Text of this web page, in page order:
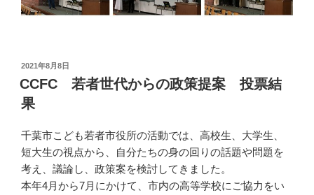
投
稿
日:
2021年8月8日
CCFC 若者世代からの政策提案 投票結
果
千葉市こども若者市役所の活動では、高校生、大学生、
短大生の視点から、自分たちの身の回りの話題や問題を
考え、議論し、政策案を検討してきました。
本年4月から7月にかけて、市内の高等学校にご協力をい